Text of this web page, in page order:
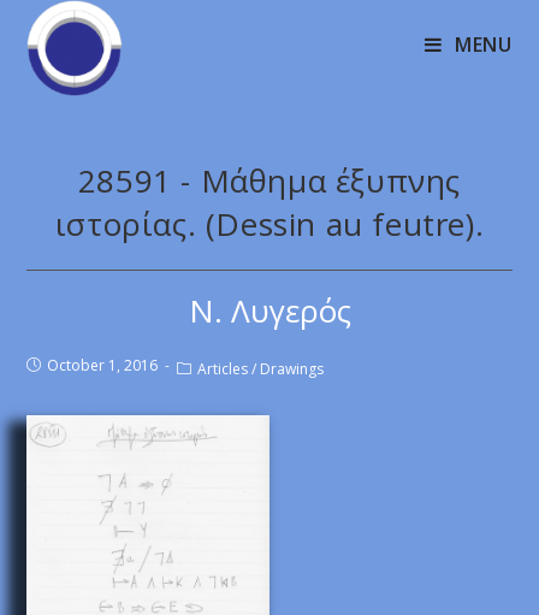
MENU
28591 - Μάθημα έξυπνης
ιστορίας. (Dessin au feutre).
Ν. Λυγερός
October 1, 2016 Articles / Drawings